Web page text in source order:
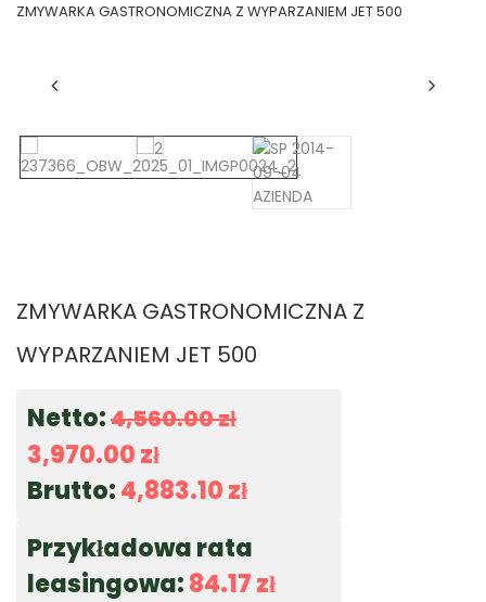
ZMYWARKA GASTRONOMICZNA Z WYPARZANIEM JET 500
ZMYWARKA GASTRONOMICZNA Z
WYPARZANIEM JET 500
Netto:4,560.00zł
3,970.00zł
Brutto:4,883.10zł
Przykładowa rata
leasingowa:84.17zł